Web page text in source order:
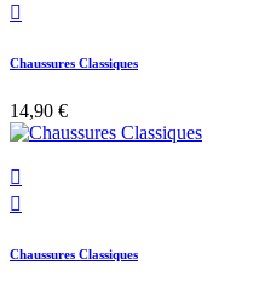

Chaussures Classiques
14,90 €


Chaussures Classiques